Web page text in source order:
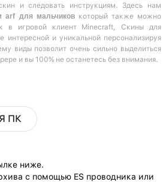
и следовать инструкциям. Здесь нам
arf для мальчиков который также можно
в игровой клиент Minecraft, Скины для
интересной и уникальной персонализируя
виды позволит очень сильно выделиться
и вы 100% не останетесь без внимания.
ПК
ниже.
с помощью ES проводника или